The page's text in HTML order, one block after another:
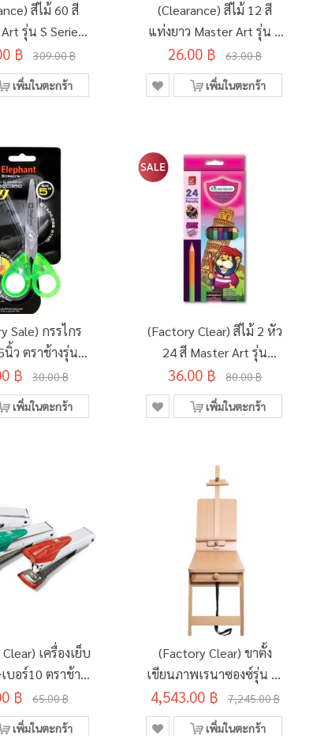
สีไม้ 60 สี
รุ่น S Series
฿ 309.00 ฿
เพิ่มในตะกร้า
(Clearance) สีไม้ 12 สี
แท่งยาว Master Art รุ่น S
Series (SD273156)
26.00 ฿ 63.00 ฿
เพิ่มในตะกร้า
Sale) กรรไกร
ว ตราช้างรุ่น
SC0350
฿ 30.00 ฿
เพิ่มในตะกร้า
(Factory Clear) สีไม้ 2 หัว
24 สี Master Art รุ่น
Original
36.00 ฿ 80.00 ฿
เพิ่มในตะกร้า
เครื่องเย็บ
บอร์10 ตราช้าง
อีโว คละสี
฿ 65.00 ฿
เพิ่มในตะกร้า
(Factory Clear) ขาตั้ง
เขียนภาพเรนาซองซ์รุ่น A-
130021
4,543.00 ฿ 7,245.00 ฿
เพิ่มในตะกร้า